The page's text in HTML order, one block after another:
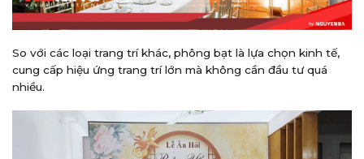
So với các loại trang trí khác, phông bạt là lựa chọn kinh tế,
cung cấp hiệu ứng trang trí lớn mà không cần đầu tư quá
nhiều.